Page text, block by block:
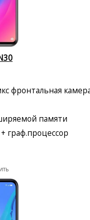
фронтальная
памяти
граф.процессор